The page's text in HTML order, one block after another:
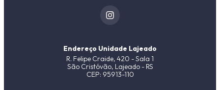
Endereço Unidade Lajeado
R. Felipe Craide, 420 - Sala 1
São Cristóvão, Lajeado - RS
CEP: 95913-110